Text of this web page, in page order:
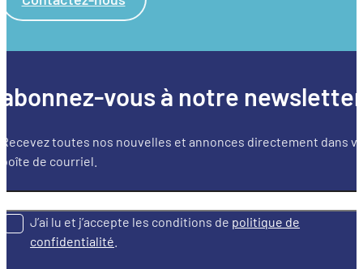
abonnez-vous à notre newsletter
Recevez toutes nos nouvelles et annonces directement dans
boîte de courriel.
J’ai lu et j’accepte les conditions de politique de
confidentialité